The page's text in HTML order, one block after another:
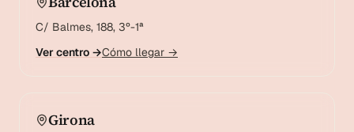
C/ Balmes, 188, 3º-1ª
Ver centro →Cómo llegar →
Girona